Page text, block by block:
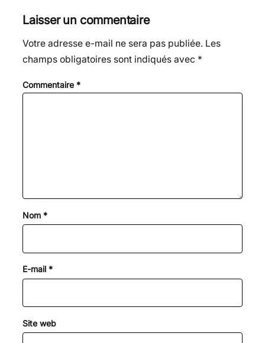
c
e
b
o
k
e
g
r
m
s
i
t
k
e
d
n
a
g
r
Laisser un commentaire
Votre adresse e-mail ne sera pas publiée. Les
champs obligatoires sont indiqués avec *
Commentaire *
Nom *
E-mail *
Site web